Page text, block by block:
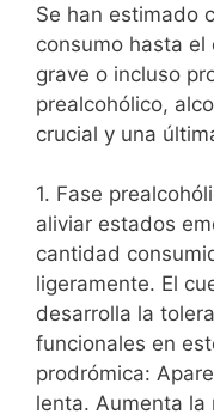
Se han estimado
consumo hasta
grave o incluso
prealcohólico,
crucial y una
1. Fase
aliviar estados
cantidad
ligeramente. El
desarrolla la
funcionales en
prodrómica:
lenta. Aumenta la